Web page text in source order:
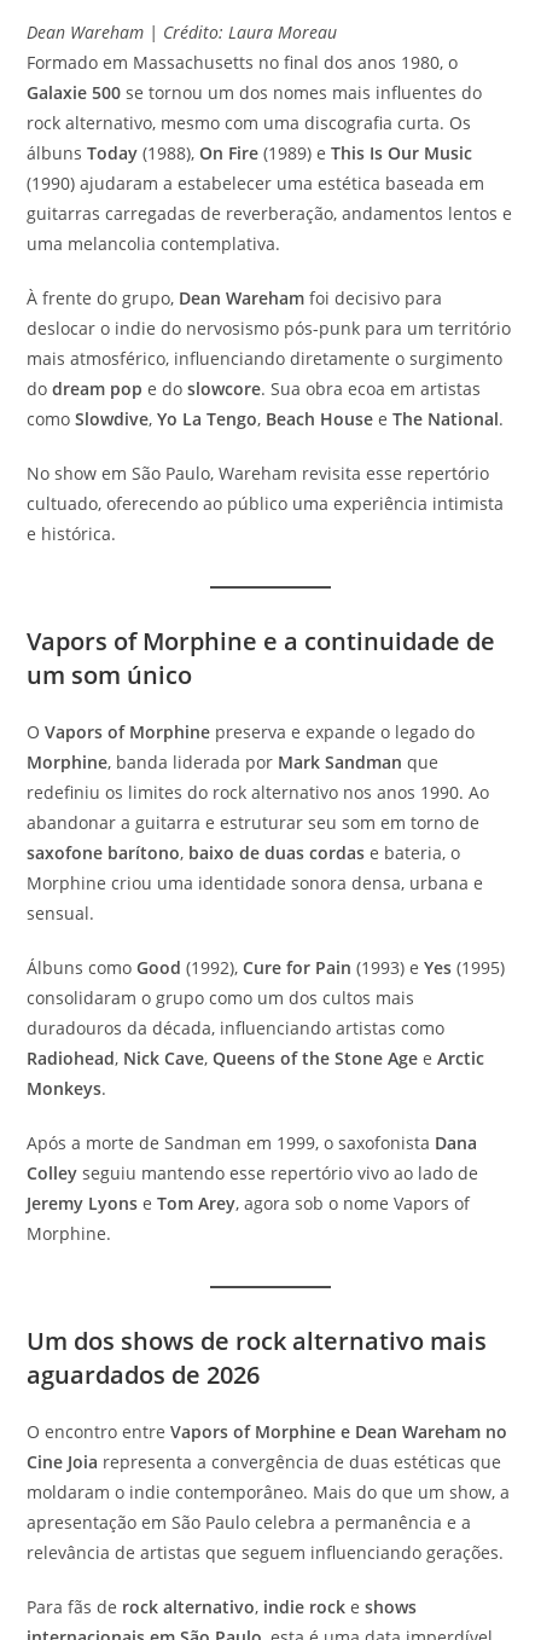
Dean Wareham | Crédito: Laura Moreau
Formado em Massachusetts no final dos anos 1980, o
Galaxie 500 se tornou um dos nomes mais influentes do
rock alternativo, mesmo com uma discografia curta. Os
álbunsToday (1988),On Fire (1989) eThis Is Our Music
(1990) ajudaram a estabelecer uma estética baseada em
guitarras carregadas de reverberação, andamentos lentos e
uma melancolia contemplativa.
À frente do grupo, Dean Wareham foi decisivo para
deslocar o indie do nervosismo pós-punk para um território
mais atmosférico, influenciando diretamente o surgimento
dodream pop e doslowcore. Sua obra ecoa em artistas
comoSlowdive,Yo La Tengo, Beach House eThe National.
No show em São Paulo, Wareham revisita esse repertório
cultuado, oferecendo ao público uma experiência intimista
e histórica.
Vapors of Morphine e a continuidade de
um som único
OVapors of Morphine preserva e expande o legado do
Morphine, banda liderada por Mark Sandman que
redefiniu os limites do rock alternativo nos anos 1990. Ao
abandonar a guitarra e estruturar seu som em torno de
saxofone barítono, baixo de duas cordas e bateria, o
Morphine criou uma identidade sonora densa, urbana e
sensual.
Álbuns comoGood (1992),Cure for Pain (1993) eYes (1995)
consolidaram o grupo como um dos cultos mais
duradouros da década, influenciando artistas como
Radiohead, Nick Cave,Queens of the Stone Age eArctic
Monkeys.
Após a morte de Sandman em 1999, o saxofonista Dana
Colley seguiu mantendo esse repertório vivo ao lado de
Jeremy Lyons eTom Arey, agora sob o nome Vapors of
Morphine.
Um dos shows de rock alternativo mais
aguardados de 2026
O encontro entreVapors of Morphine e Dean Wareham no
Cine Joia representa a convergência de duas estéticas que
moldaram o indie contemporâneo. Mais do que um show, a
apresentação em São Paulo celebra a permanência e a
relevância de artistas que seguem influenciando gerações.
Para fãs de rock alternativo, indie rock eshows